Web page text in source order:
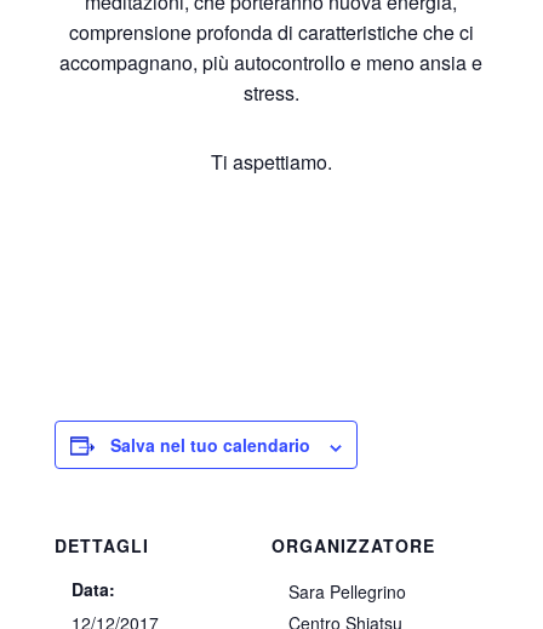
comprensione profonda di caratteristiche che ci
accompagnano, più autocontrollo e meno ansia e
stress.
Ti aspettiamo.
Salva nel tuo calendario
DETTAGLI
Data:
12/12/2017
ORGANIZZATORE
Sara Pellegrino
Centro Shiatsu